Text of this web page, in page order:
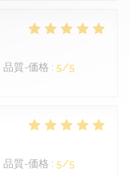
品質-価格 : 5/5
品質-価格 : 5/5